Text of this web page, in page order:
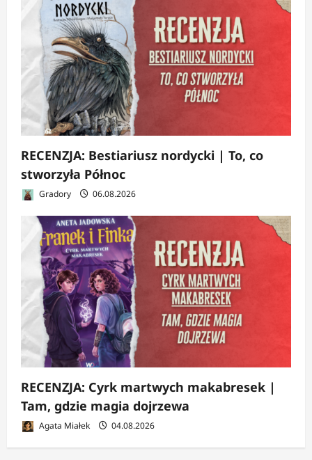
RECENZJA: Bestiariusz nordycki | To, co
stworzyła Północ
Gradory 06.08.2026
RECENZJA: Cyrk martwych makabresek |
Tam, gdzie magia dojrzewa
Agata Miałek 04.08.2026